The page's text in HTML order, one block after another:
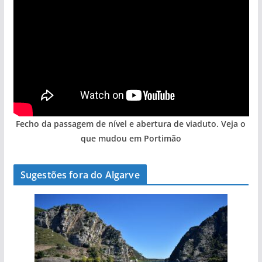
Fecho da passagem de nível e abertura de viaduto. Veja o
que mudou em Portimão
Sugestões fora do Algarve